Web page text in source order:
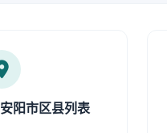
安阳市区县列表